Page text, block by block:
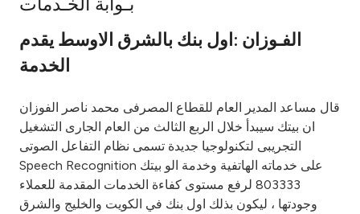
Tools & Services
After Sales Services
Contact us
الفـوزان :اول بنك بالشرق الاوسط يقدم
الخدمة
قال مساعد المدير العام للقطاع المصرفى محمد ناصر الفوزان
ان بيتك سيبدأ خلال الربع الثالث من العام الجارى التشغيل
التجريبى لتكنولوجيا جديدة تسمى نظام التفاعل الصوتى
Speech Recognition على خدماته الهاتفية وخدمة الو بيتك
803333 لرفع مستوى كفاءة الخدمات المقدمة للعملاء
وجودتها ، ليكون بذلك اول بنك في الكويت والخليج والشرق